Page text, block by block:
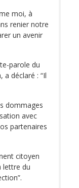
moi, à
renier notre
un avenir
parole du
a déclaré : “Il
dommages
avec
partenaires
citoyen
lettre du